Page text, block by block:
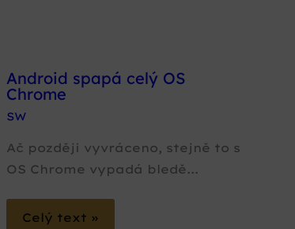
Android spapá celý OS
Chrome
SW
Ač později vyvráceno, stejně to s
OS Chrome vypadá bledě...
Celý text »